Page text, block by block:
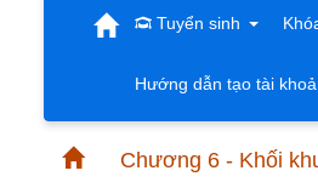
Tuyển sinh
Hướng dẫn tạo tài
Chương 6 - Khối